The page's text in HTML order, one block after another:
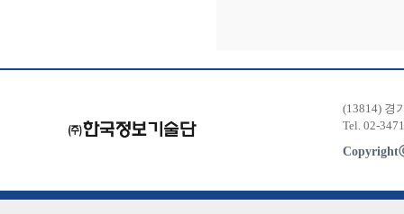
(13814) 경
Tel. 02-